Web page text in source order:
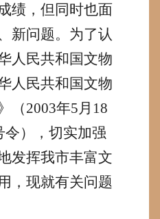
绩，但同时也面
新问题。为了认
人民共和国文物
人民共和国文物
（2003年5 月 18
令），切实加强
发挥我市丰富文
，现就有关问题